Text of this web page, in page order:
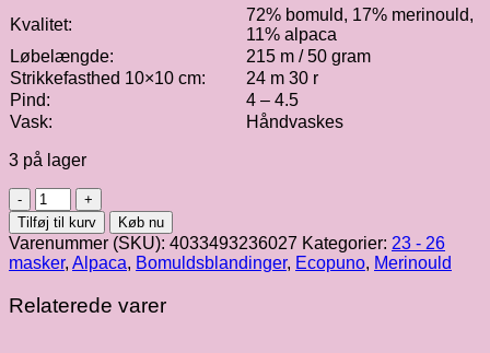
Kvalitet:
72% bomuld, 17% merinould,
11% alpaca
Løbelængde:
215 m / 50 gram
Strikkefasthed 10×10 cm:
24 m 30 r
Pind:
4 – 4.5
Vask:
Håndvaskes
3 på lager
Ecopuno,
purpur
fv.
022
antal
Tilføj til kurv Køb nu
Varenummer (SKU): 4033493236027 Kategorier: 23 - 26
masker, Alpaca, Bomuldsblandinger, Ecopuno, Merinould
Relaterede varer